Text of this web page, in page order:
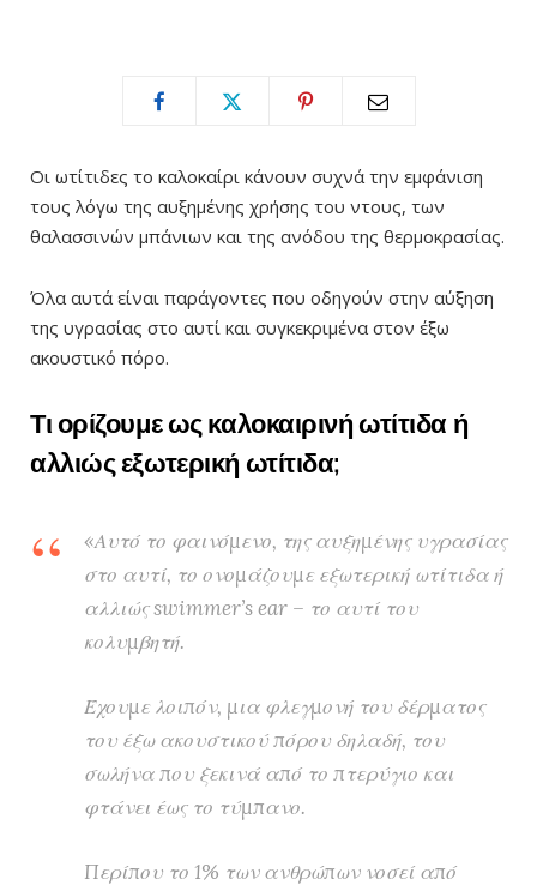
Οι ωτίτιδες το καλοκαίρι κάνουν συχνά την εμφάνιση
τους λόγω της αυξημένης χρήσης του ντους, των
θαλασσινών μπάνιων και της ανόδου της θερμοκρασίας.
Όλα αυτά είναι παράγοντες που οδηγούν στην αύξηση
της υγρασίας στο αυτί και συγκεκριμένα στον έξω
ακουστικό πόρο.
Τι ορίζουμε ως καλοκαιρινή ωτίτιδα ή
αλλιώς εξωτερική ωτίτιδα;
«Αυτό το φαινόμενο, της αυξημένης υγρασίας
στο αυτί, το ονομάζουμε εξωτερική ωτίτιδα ή
αλλιώς swimmer’s ear – το αυτί του
κολυμβητή.
Έχουμε λοιπόν, μια φλεγμονή του δέρματος
του έξω ακουστικού πόρου δηλαδή, του
σωλήνα που ξεκινά από το πτερύγιο και
φτάνει έως το τύμπανο.
Περίπου το 1% των ανθρώπων νοσεί από